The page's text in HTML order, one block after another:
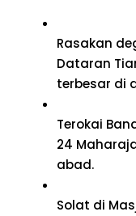
Rasakan
Dataran
terbesar di
Terokai
24
abad.
Solat di